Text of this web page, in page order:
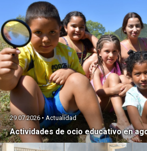
Actividades de ocio educativo en
29.07.2026 • Actualidad